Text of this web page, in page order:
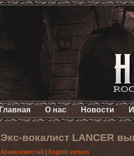
Главная О нас Новости
Экс-вокалист LANCER
Архив новостей
English version